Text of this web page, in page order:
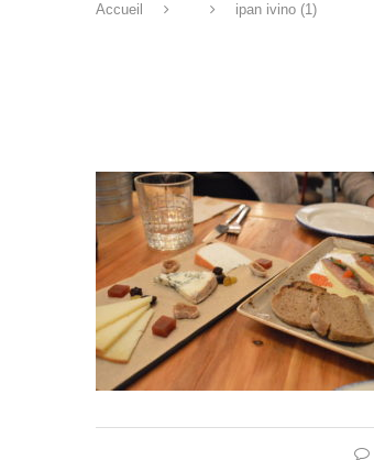
Accueil ipan ivino (1)